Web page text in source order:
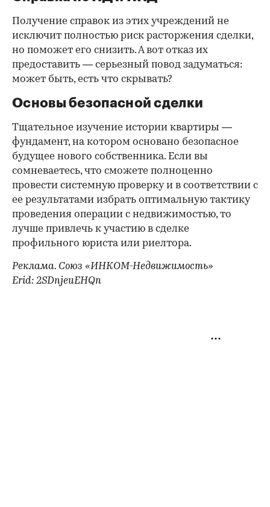
Получение справок из этих учреждений не
исключит полностью риск расторжения сделки,
но поможет его снизить. А вот отказ их
предоставить — серьезный повод задуматься:
может быть, есть что скрывать?
Основы безопасной сделки
Тщательное изучение истории квартиры —
фундамент, на котором основано безопасное
будущее нового собственника. Если вы
сомневаетесь, что сможете полноценно
провести системную проверку и в соответствии с
ее результатами избрать оптимальную тактику
проведения операции с недвижимостью, то
лучше привлечь к участию в сделке
профильного юриста или риелтора.
Реклама. Союз «ИНКОМ-Недвижимость»
Erid: 2SDnjeuEHQn